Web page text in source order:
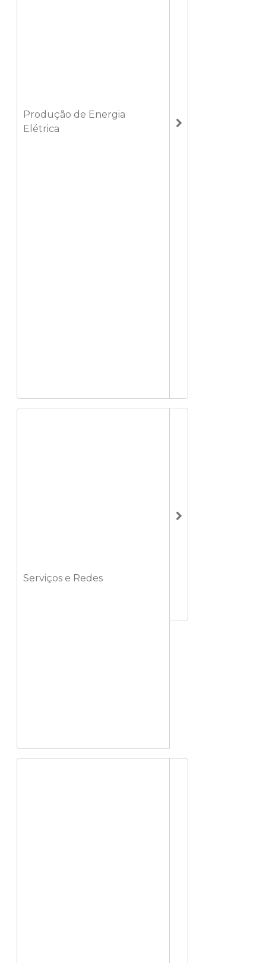
Produção de Energia
Elétrica
Serviços e Redes